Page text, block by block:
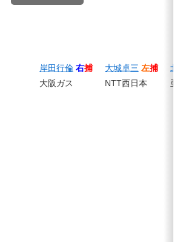
岸田行倫 右捕
大阪ガス
大城卓三 左捕
NTT西日本
北
亜